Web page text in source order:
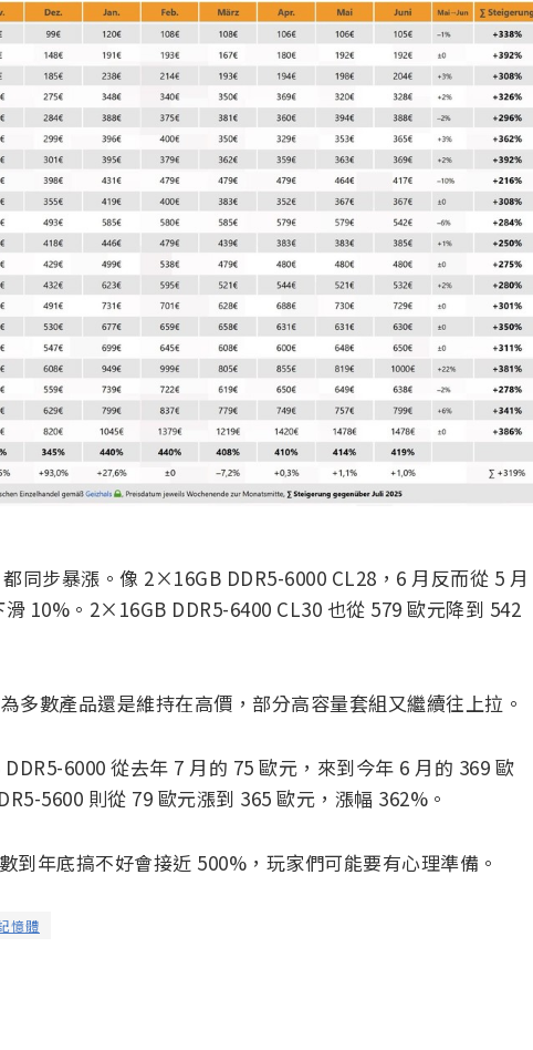
同步暴漲。像 2×16GB DDR5-6000 CL28，6 月反而從 5 月
10%。2×16GB DDR5-6400 CL30 也從 579 歐元降到 542
多數產品還是維持在高價，部分高容量套組又繼續往上拉。
6000 從去年 7 月的 75 歐元，來到今年 6 月的 369 歐
5600 則從 79 歐元漲到 365 歐元，漲幅 362%。
到年底搞不好會接近 500%，玩家們可能要有心理準備。
憶體